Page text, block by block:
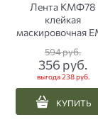
Лента КМФ78
клейкая
маскировочная
594 руб.
356 руб.
выгода238 руб.
КУПИТЬ